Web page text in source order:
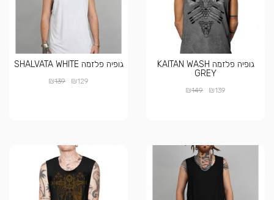
גופיה פלזמה KAITAN WASH
GREY
₪139
₪149
גופיה פלזמה SHALVATA WHITE
₪129
₪139